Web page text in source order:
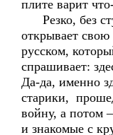
плите варит
Резко, без
открывает
русском,
спрашивает:
Да-да, именно
старики,
войну, а потом
и знакомые с